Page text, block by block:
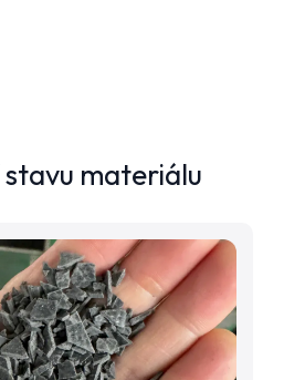
materiálu